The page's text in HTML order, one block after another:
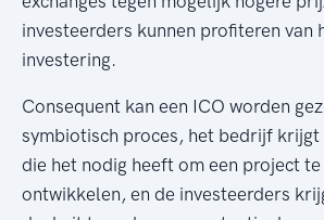
investeerders kunnen profiteren van
investering.
Consequent kan een ICO worden
symbiotisch proces, het bedrijf krijgt
die het nodig heeft om een project
ontwikkelen, en de investeerders